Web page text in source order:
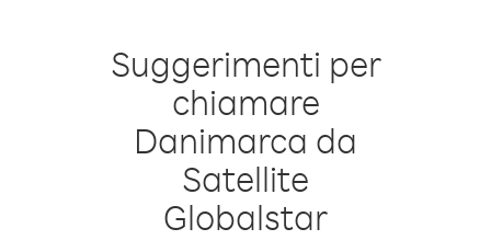
Suggerimenti per
chiamare
Danimarca da
Satellite
Globalstar